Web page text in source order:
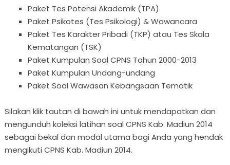
Paket Tes Potensi Akademik (TPA)
Paket Psikotes (Tes Psikologi) & Wawancara
Paket Tes Karakter Pribadi (TKP) atau Tes Skala
Kematangan (TSK)
Paket Kumpulan Soal CPNS Tahun 2000-2013
Paket Kumpulan Undang-undang
Paket Soal Wawasan Kebangsaan Tematik
Silakan klik tautan di bawah ini untuk mendapatkan dan
mengunduh koleksi latihan soal CPNS Kab. Madiun 2014
sebagai bekal dan modal utama bagi Anda yang hendak
mengikuti CPNS Kab. Madiun 2014.